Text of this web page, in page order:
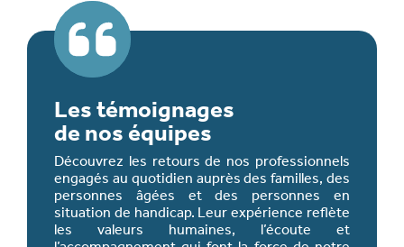
Les témoignages
de nos équipes
Découvrez les retours de nos professionnels
engagés au quotidien auprès des familles, des
personnes âgées et des personnes en
situation de handicap. Leur expérience reflète
les valeurs humaines, l’écoute et